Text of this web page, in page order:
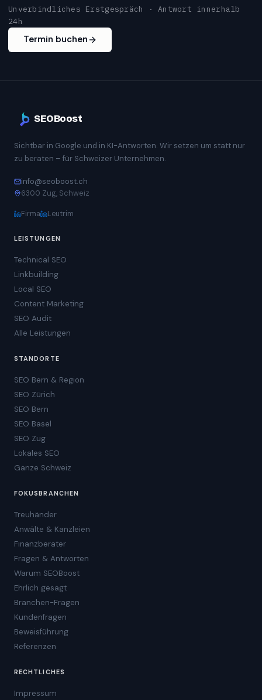
Unverbindliches Erstgespräch · Antwort innerhalb
24h
Termin buchen
SEOBoost
Sichtbar in Google und in KI-Antworten. Wir setzen um statt nur
zu beraten – für Schweizer Unternehmen.
info@seoboost.ch
6300 Zug, Schweiz
Firma Leutrim
LEISTUNGEN
Technical SEO
Linkbuilding
Local SEO
Content Marketing
SEO Audit
Alle Leistungen
STANDORTE
SEO Bern & Region
SEO Zürich
SEO Bern
SEO Basel
SEO Zug
Lokales SEO
Ganze Schweiz
FOKUSBRANCHEN
Treuhänder
Anwälte & Kanzleien
Finanzberater
Fragen & Antworten
Warum SEOBoost
Ehrlich gesagt
Branchen-Fragen
Kundenfragen
Beweisführung
Referenzen
RECHTLICHES
Impressum